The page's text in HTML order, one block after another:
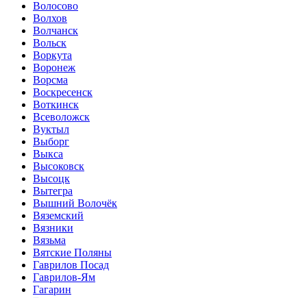
Волосово
Волхов
Волчанск
Вольск
Воркута
Воронеж
Ворсма
Воскресенск
Воткинск
Всеволожск
Вуктыл
Выборг
Выкса
Высоковск
Высоцк
Вытегра
Вышний Волочёк
Вяземский
Вязники
Вязьма
Вятские Поляны
Гаврилов Посад
Гаврилов-Ям
Гагарин